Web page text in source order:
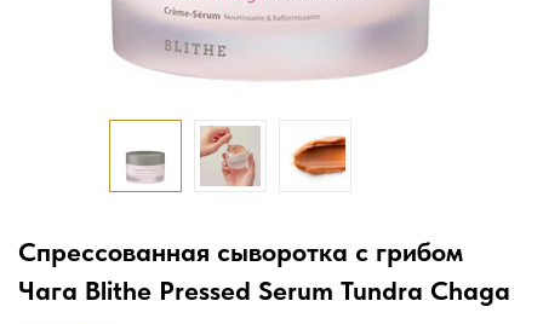
Спрессованная сыворотка с грибом
Чага Blithe Pressed Serum Tundra Chaga